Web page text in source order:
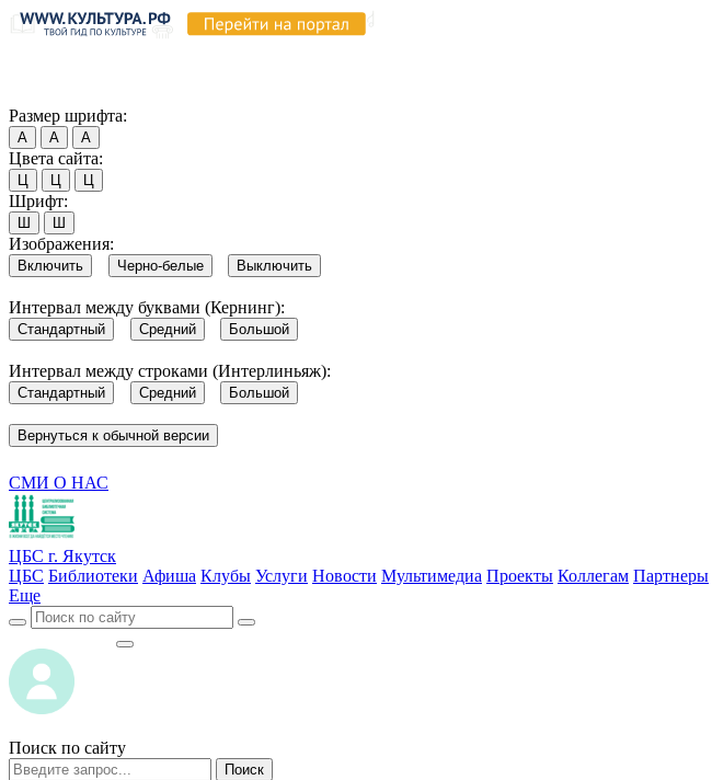
Размер шрифта:
А А А
Цвета сайта:
Ц Ц Ц
Шрифт:
Ш Ш
Изображения:
Включить Черно-белые Выключить
Интервал между буквами (Кернинг):
Стандартный Средний Большой
Интервал между строками (Интерлиньяж):
Стандартный Средний Большой
Вернуться к обычной версии
СМИ О НАС
ЦБС г. Якутск
ЦБС Библиотеки Афиша Клубы Услуги Новости Мультимедиа Проекты Коллегам Партнеры
Еще
Поиск по сайту
Поиск